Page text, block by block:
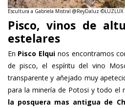
Pisco, vinos de
estelares
EnPisco Elquinos encontramos
transparente y añejado muy
para la minería de Potosi y todo el
la posquera mas antigua de
alberga la primera cava subterránea